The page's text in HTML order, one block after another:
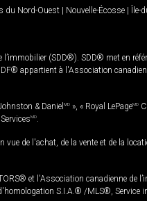
du Nord-Ouest Nouvelle-Écosse Île-
(SDD®). SDD® met en
appartient à l'Association
& Daniel MD », « Royal LePageMD
MD.
de l'achat, de la vente et de la
et l'Association canadienne de
S.I.A.® /MLS®, Service